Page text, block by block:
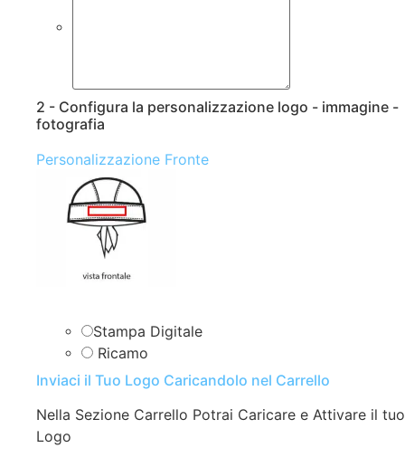
2 - Configura la personalizzazione logo - immagine -
fotografia
Personalizzazione Fronte
Stampa Digitale
Ricamo
Inviaci il Tuo Logo Caricandolo nel Carrello
Nella Sezione Carrello Potrai Caricare e Attivare il tuo
Logo